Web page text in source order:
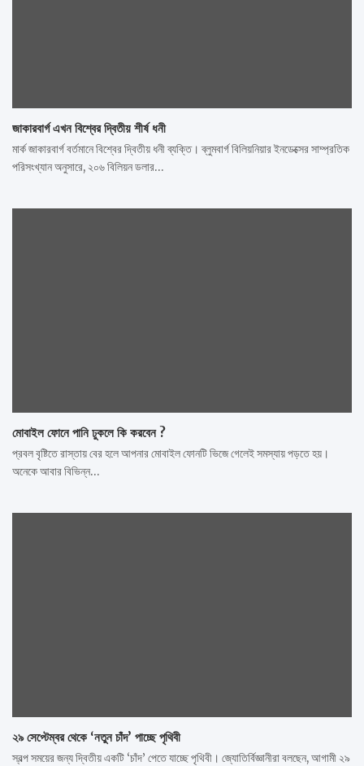
জাকারবার্গ এখন বিশ্বের দ্বিতীয় শীর্ষ ধনী
মার্ক জাকারবার্গ বর্তমানে বিশ্বের দ্বিতীয় ধনী ব্যক্তি। ব্লুমবার্গ বিলিয়নিয়ার ইনডেক্সের সাম্প্রতিক
পরিসংখ্যান অনুসারে, ২০৬ বিলিয়ন ডলার…
মোবাইল ফোনে পানি ঢুকলে কি করবেন ?
প্রবল বৃষ্টিতে রাস্তায় বের হলে আপনার মোবাইল ফোনটি ভিজে গেলেই সমস্যায় পড়তে হয়।
অনেকে আবার বিভিন্ন…
২৯ সেপ্টেম্বর থেকে ‘নতুন চাঁদ’ পাচ্ছে পৃথিবী
স্বল্প সময়ের জন্য দ্বিতীয় একটি ‘চাঁদ’ পেতে যাচ্ছে পৃথিবী। জ্যোতির্বিজ্ঞানীরা বলছেন, আগামী ২৯